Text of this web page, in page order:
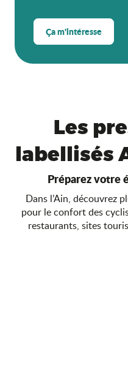
Ça m'intéresse
Les
labellisés
Préparez votre
Dans l’Ain, découvrez
pour le confort des
restaurants, sites